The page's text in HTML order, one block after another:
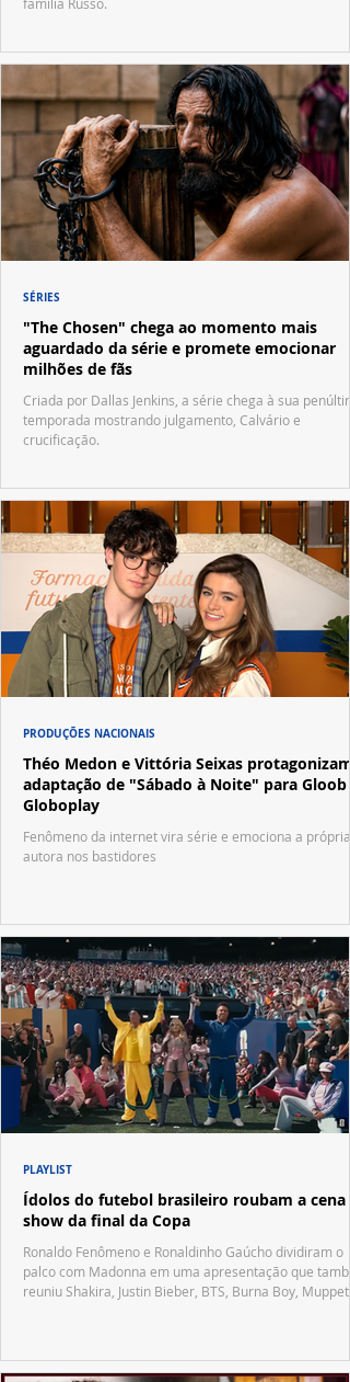
"The Chosen" chega ao momento mais
aguardado da série e promete emocionar
milhões de fãs
Criada por Dallas Jenkins, a série chega à sua
temporada mostrando julgamento, Calvário e
crucificação.
SÉRIES
Théo Medon e Vittória Seixas protagonizam
adaptação de "Sábado à Noite" para Gloob e
Globoplay
Fenômeno da internet vira série e emociona a própria
autora nos bastidores
PRODUÇÕES NACIONAIS
Ídolos do futebol brasileiro roubam a cena
show da final da Copa
Ronaldo Fenômeno e Ronaldinho Gaúcho dividiram o
palco com Madonna em uma apresentação que
reuniu Shakira, Justin Bieber, BTS, Burna Boy, Muppets,
PLAYLIST